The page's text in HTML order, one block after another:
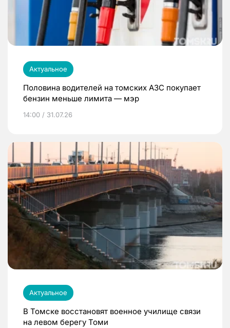
Актуальное
Половина водителей на томских АЗС покупает
бензин меньше лимита — мэр
14:00 / 31.07.26
Актуальное
В Томске восстановят военное училище связи
на левом берегу Томи